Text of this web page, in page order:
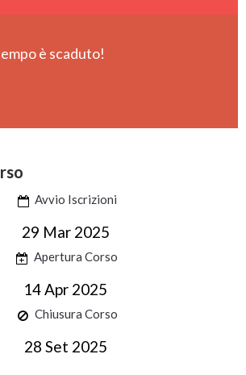
è scaduto!
Avvio Iscrizioni
29 Mar 2025
Apertura Corso
14 Apr 2025
Chiusura Corso
28 Set 2025